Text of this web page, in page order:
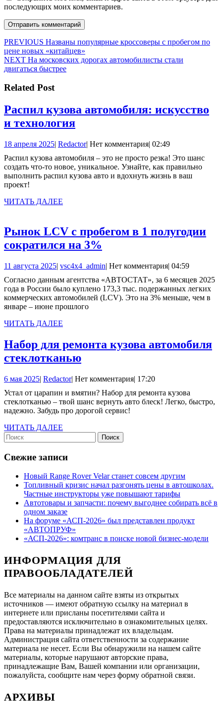
последующих моих комментариев.
Навигация
по
записям
PREVIOUS Предыдущая
запись:
Названы популярные кроссоверы с пробегом по
цене новых «китайцев»
NEXT Следующая
запись:
На московских дорогах автомобилисты стали
двигаться быстрее
Related Post
Распил кузова автомобиля: искусство
и технологияРаспил
автомобиля:
искусство
и
18 апреля 202518
2025
| RedactorRedactor
| Нет комментария| 02:49
Распил кузова автомобиля – это не просто резка! Это шанс
создать что-то новое, уникальное. Узнайте, как правильно
выполнить распил кузова авто и вдохнуть жизнь в ваш
проект!
ЧИТАТЬ ДАЛЕЕ
Рынок LCV с пробегом в 1 полугодии
сократился на 3%
с
пробегом
в
на
11 августа 202511
2025
| vsc4x4_adminvsc4x4_admin
| Нет комментария| 04:59
Согласно данным агентства «АВТОСТАТ», за 6 месяцев 2025
года в России было куплено 173,3 тыс. подержанных легких
коммерческих автомобилей (LCV). Это на 3% меньше, чем в
январе – июне прошлого
ЧИТАТЬ ДАЛЕЕ
Набор для ремонта кузова автомобиля
стеклотканьюНабор
ремонта
кузова
автомобиля
6 мая 20256
2025
| RedactorRedactor
| Нет комментария| 17:20
Устал от царапин и вмятин? Набор для ремонта кузова
стеклотканью – твой шанс вернуть авто блеск! Легко, быстро,
надежно. Забудь про дорогой сервис!
ЧИТАТЬ ДАЛЕЕ
Найти:
Свежие записи
Новый Range Rover Velar станет совсем другим
Топливный кризис начал разгонять цены в автошколах.
Частные инструкторы уже повышают тарифы
Автотовары и запчасти: почему выгоднее собирать всё в
одном заказе
На форуме «АСП-2026» был представлен продукт
«АВТОПРУФ»
«АСП-2026»: комтранс в поиске новой бизнес-модели
ИНФОРМАЦИЯ ДЛЯ
ПРАВООБЛАДАТЕЛЕЙ
Все материалы на данном сайте взяты из открытых
источников — имеют обратную ссылку на материал в
интернете или присланы посетителями сайта и
предоставляются исключительно в ознакомительных целях.
Права на материалы принадлежат их владельцам.
Администрация сайта ответственности за содержание
материала не несет. Если Вы обнаружили на нашем сайте
материалы, которые нарушают авторские права,
принадлежащие Вам, Вашей компании или организации,
пожалуйста, сообщите нам через форму обратной связи.
АРХИВЫ